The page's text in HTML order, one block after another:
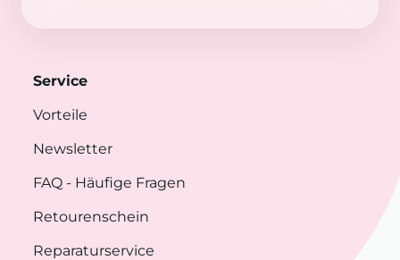
Service
Vorteile
Newsletter
FAQ - Häufige Fragen
Retourenschein
Reparaturservice